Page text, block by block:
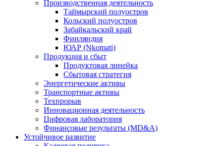
Производственная деятельность
Таймырский полуостров
Кольский полуостров
Забайкальский край
Финляндия
ЮАР (Nkomati)
Продукция и сбыт
Продуктовая линейка
Сбытовая стратегия
Энергетические активы
Транспортные активы
Техпрорыв
Инновационная деятельность
Цифровая лаборатория
Финансовые результаты (MD&A)
Устойчивое развитие